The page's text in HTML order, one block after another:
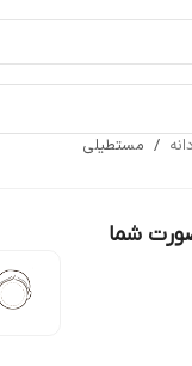
/ مستطیلی
شما